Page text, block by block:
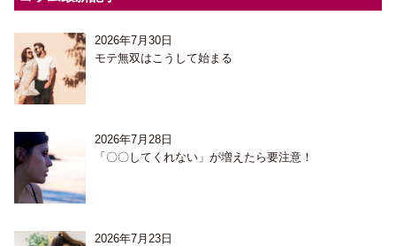
2026年7月30日
モテ無双はこうして始まる
2026年7月28日
「〇〇してくれない」が増えたら要注意！
2026年7月23日